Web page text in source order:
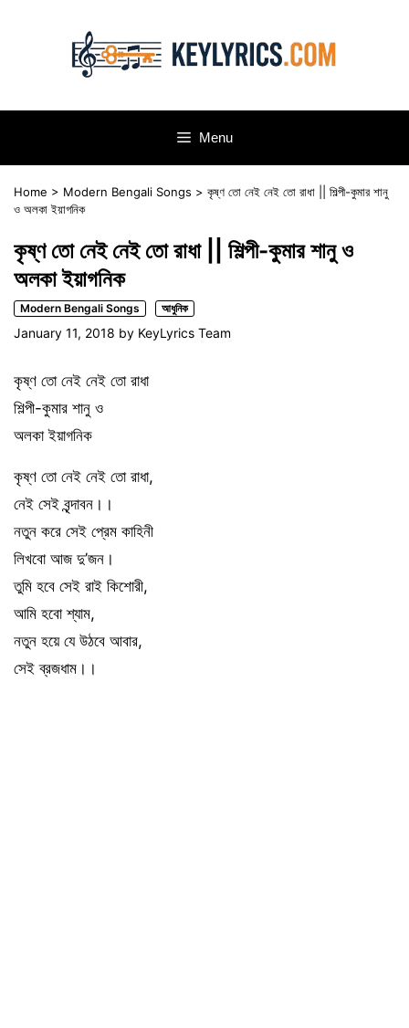
Menu
Home > Modern Bengali Songs > কৃষ্ণ তো নেই নেই তো রাধা || শিল্পী-কুমার শানু
ও অলকা ইয়াগনিক
কৃষ্ণ তো নেই নেই তো রাধা || শিল্পী-কুমার শানু ও
অলকা ইয়াগনিক
Modern Bengali Songs আধুনিক
January 11, 2018 by KeyLyrics Team
কৃষ্ণ তো নেই নেই তো রাধা
শিল্পী-কুমার শানু ও
অলকা ইয়াগনিক
কৃষ্ণ তো নেই নেই তো রাধা,
নেই সেই বৃন্দাবন।।
নতুন করে সেই প্রেম কাহিনী
লিখবো আজ দু’জন।
তুমি হবে সেই রাই কিশোরী,
আমি হবো শ্যাম,
নতুন হয়ে যে উঠবে আবার,
সেই ব্রজধাম।।